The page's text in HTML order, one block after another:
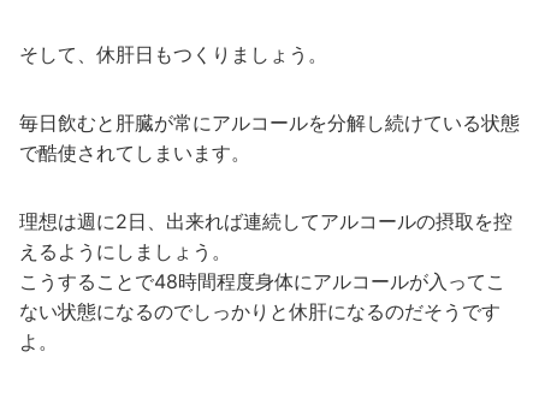
そして、休肝日もつくりましょう。
毎日飲むと肝臓が常にアルコールを分解し続けている状態
で酷使されてしまいます。
理想は週に2日、出来れば連続してアルコールの摂取を控
えるようにしましょう。
こうすることで48時間程度身体にアルコールが入ってこ
ない状態になるのでしっかりと休肝になるのだそうです
よ。